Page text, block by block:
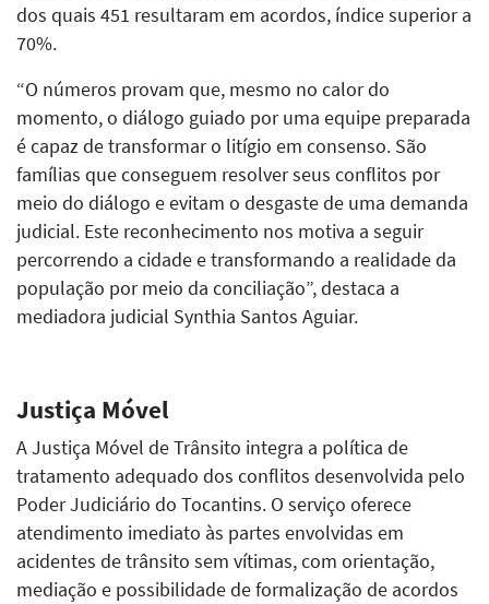
dos quais 451 resultaram em acordos, índice superior a
70%.
“O números provam que, mesmo no calor do
momento, o diálogo guiado por uma equipe preparada
é capaz de transformar o litígio em consenso. São
famílias que conseguem resolver seus conflitos por
meio do diálogo e evitam o desgaste de uma demanda
judicial. Este reconhecimento nos motiva a seguir
percorrendo a cidade e transformando a realidade da
população por meio da conciliação”, destaca a
mediadora judicial Synthia Santos Aguiar.
Justiça Móvel
A Justiça Móvel de Trânsito integra a política de
tratamento adequado dos conflitos desenvolvida pelo
Poder Judiciário do Tocantins. O serviço oferece
atendimento imediato às partes envolvidas em
acidentes de trânsito sem vítimas, com orientação,
mediação e possibilidade de formalização de acordos